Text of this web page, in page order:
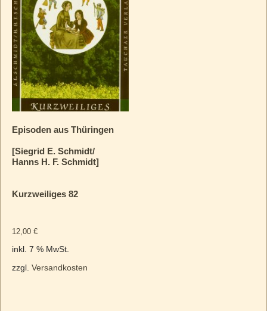
Episoden aus Thüringen
[Siegrid E. Schmidt/
Hanns H. F. Schmidt]
Kurzweiliges 82
12,00 €
inkl. 7 % MwSt.
zzgl. Versandkosten